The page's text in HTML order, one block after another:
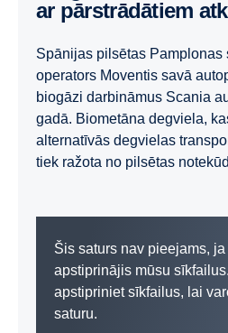
ar pārstrādātiem
Spānijas pilsētas Pamplonas
operators Moventis savā
biogāzi darbināmus Scania
gadā. Biometāna degviela,
alternatīvās degvielas
tiek ražota no pilsētas
Šis saturs nav pieejams,
apstiprinājis mūsu
apstipriniet sīkfailus, lai
saturu.